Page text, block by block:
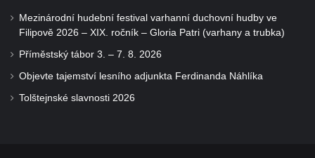
Mezinárodní hudební festival varhanní duchovní hudby ve
Filipově 2026 – XIX. ročník – Gloria Patri (varhany a trubka)
Příměstský tábor 3. – 7. 8. 2026
Objevte tajemství lesního adjunkta Ferdinanda Náhlíka
Tolštejnské slavnosti 2026